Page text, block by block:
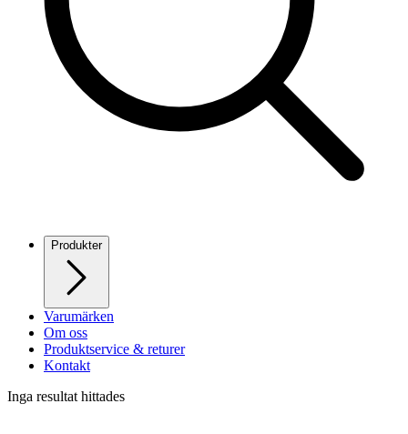
Produkter
Varumärken
Om oss
Produktservice & returer
Kontakt
Inga resultat hittades